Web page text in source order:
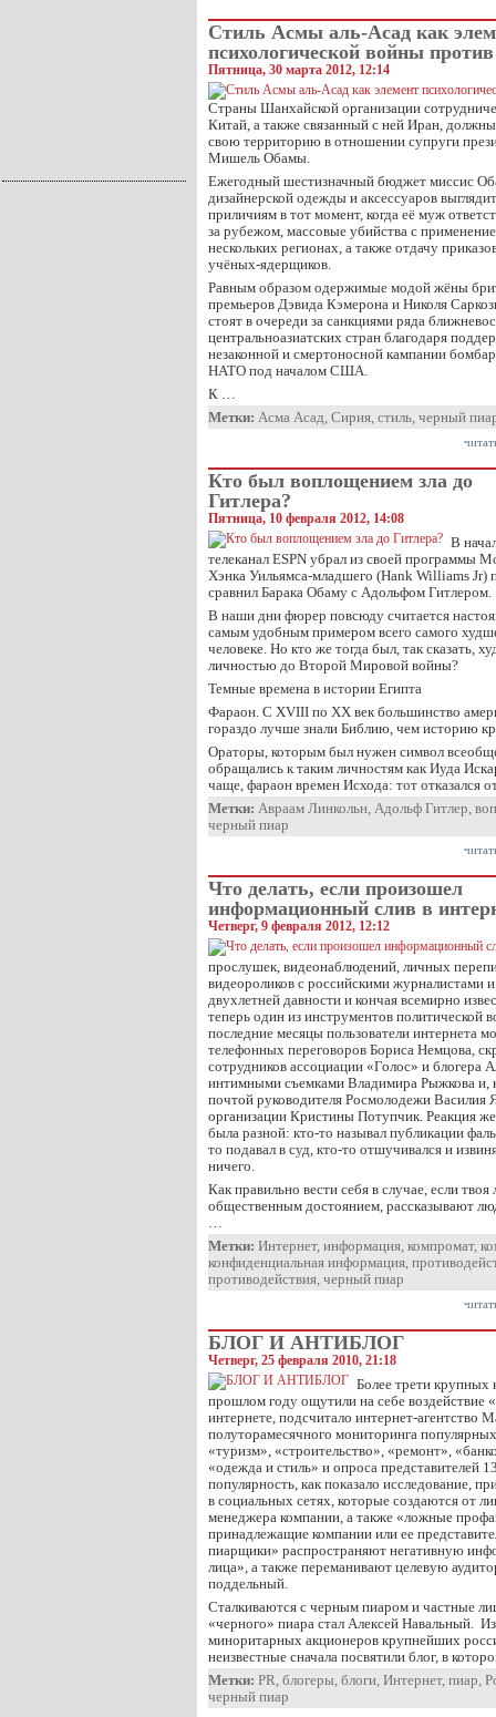
Стиль Асмы аль-Асад как
психологической войны
Пятница, 30 марта 2012, 12:14
Страны Шанхайской организации
Китай, а также связанный с ней Иран, должны
свою территорию в отношении супруги
Мишель Обамы.
Ежегодный шестизначный бюджет миссис
дизайнерской одежды и аксессуаров
приличиям в тот момент, когда её муж
за рубежом, массовые убийства с
нескольких регионах, а также отдачу
учёных-ядерщиков.
Равным образом одержимые модой жёны
премьеров Дэвида Кэмерона и Николя
стоят в очереди за санкциями ряда
центральноазиатских стран благодаря
незаконной и смертоносной кампании
НАТО под началом США.
К …
Метки: Асма Асад, Сирия, стиль, черный
Кто был воплощением зла до
Гитлера?
Пятница, 10 февраля 2012, 14:08
В
телеканал ESPN убрал из своей программы
Хэнка Уильямса-младшего (Hank Williams Jr)
сравнил Барака Обаму с Адольфом Гитлером.
В наши дни фюрер повсюду считается
самым удобным примером всего самого
человеке. Но кто же тогда был, так сказать,
личностью до Второй Мировой войны?
Темные времена в истории Египта
Фараон. С XVIII по XX век большинство
гораздо лучше знали Библию, чем историю
Ораторы, которым был нужен символ
обращались к таким личностям как Иуда
чаще, фараон времен Исхода: тот отказался
Метки: Авраам Линкольн, Адольф Гитлер,
черный пиар
Что делать, если произошел
информационный слив в
Четверг, 9 февраля 2012, 12:12
прослушек, видеонаблюдений, личных
видеороликов с российскими журналистами
двухлетней давности и кончая всемирно
теперь один из инструментов политической
последние месяцы пользователи интернета
телефонных переговоров Бориса Немцова,
сотрудников ассоциации «Голос» и блогера
интимными съемками Владимира Рыжкова и,
почтой руководителя Росмолодежи Василия
организации Кристины Потупчик. Реакция
была разной: кто-то называл публикации
то подавал в суд, кто-то отшучивался и
ничего.
Как правильно вести себя в случае, если твоя
общественным достоянием, рассказывают
…
Метки: Интернет, информация, компромат,
конфиденциальная информация,
противодействия, черный пиар
БЛОГ И АНТИБЛОГ
Четверг, 25 февраля 2010, 21:18
Более трети крупных
прошлом году ощутили на себе воздействие
интернете, подсчитало интернет-агентство
полуторамесячного мониторинга
«туризм», «строительство», «ремонт»,
«одежда и стиль» и опроса представителей
популярность, как показало исследование,
в социальных сетях, которые создаются от
менеджера компании, а также «ложные
принадлежащие компании или ее
пиарщики» распространяют негативную
лица», а также переманивают целевую
поддельный.
Сталкиваются с черным пиаром и частные
«черного» пиара стал Алексей Навальный.
миноритарных акционеров крупнейших
неизвестные сначала посвятили блог, в
Метки: PR, блогеры, блоги, Интернет, пиар,
черный пиар